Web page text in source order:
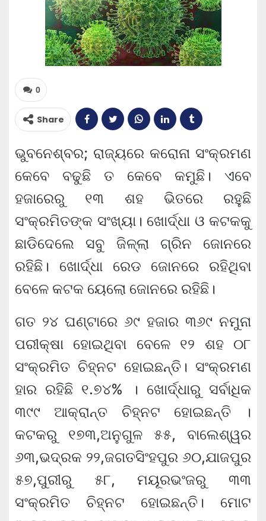
0
Share
ଭୁବନେଶ୍ବର; ରାଜ୍ୟରେ କରୋନା ସଂକ୍ରମଣ
କେବେ ବଢୁଛି ତ କେବେ କମୁଛି। ଏବେ
ହଜାରେରୁ ୧୩ ଶହ ଭିତରେ ରହୁଛି
ସଂକ୍ରମିତଙ୍କ ସଂଖ୍ୟା। ଖୋର୍ଦ୍ଧା ଓ କଟକକୁ
ଛାଡିଦେଲେ ସବୁ ଜିଳ୍ଲା ଗ୍ରିନ ଜୋନରେ
ରହିଛି। ଖୋର୍ଦ୍ଧା ରେଡ ଜୋନରେ ରହିଥିବା
ବେଳେ କଟକ ୟେଲୋ ଜୋନରେ ରହିଛି।
ଗତ ୨୪ ଘଣ୍ଟାରେ ୬୯ ହଜାର ୩୬୯ ନମୁନା
ପରୀକ୍ଷା ହୋଇଥିବା ବେଳେ ୧୨ ଶହ ୦୮
ସଂକ୍ରମିତ ଚିହ୍ନଟ ହୋଇଛନ୍ତି। ସଂକ୍ରମଣ
ହାର ରହିଛି ୧.୭୪% । ଖୋର୍ଦ୍ଧାରୁ ସର୍ବାଧିକ
୩୯୯ ଆକ୍ରାନ୍ତ ଚିହ୍ନଟ ହୋଇଛନ୍ତି ।
କଟକରୁ ୧୭୩,ଅନୁଗୁଳ ୫୫, ବାଲେଶ୍ୱର
୬୩,ଭଦ୍ରକ ୨୨,ଜଗତସିଂହପୁର ୬୦,ଯାଜପୁର
୫୭,ପୁରୀରୁ ୫୮, ମୟୂରଭଂଜରୁ ୩୩
ସଂକ୍ରମିତ ଚିହ୍ନଟ ହୋଇଛନ୍ତି। ମୋଟ